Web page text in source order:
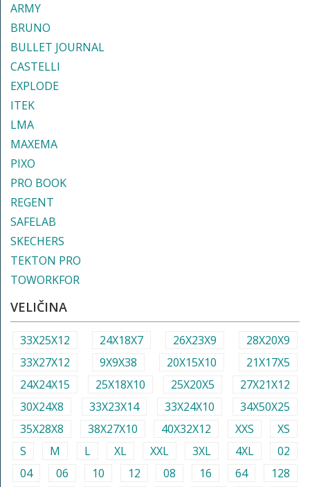
ARMY
BRUNO
BULLET JOURNAL
CASTELLI
EXPLODE
ITEK
LMA
MAXEMA
PIXO
PRO BOOK
REGENT
SAFELAB
SKECHERS
TEKTON PRO
TOWORKFOR
VELIČINA
33X25X12 24X18X7 26X23X9
28X20X9
33X27X12
9X9X38 20X15X10
21X17X5
24X24X15
25X18X10 25X20X5
27X21X12
30X24X8
33X23X14 33X24X10
34X50X25
35X28X8
38X27X10 40X32X12 XXS
XS
S
M L XL XXL 3XL 4XL
02
04
06 10 12 08 16 64
128